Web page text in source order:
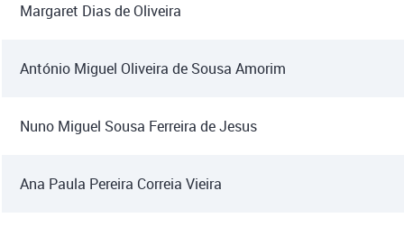
Margaret Dias de Oliveira
António Miguel Oliveira de Sousa Amorim
Nuno Miguel Sousa Ferreira de Jesus
Ana Paula Pereira Correia Vieira